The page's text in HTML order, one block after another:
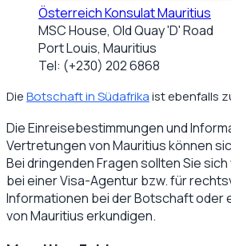
Österreich Konsulat Mauritius
MSC House, Old Quay 'D' Road
Port Louis, Mauritius
Tel: (+230) 202 6868
DieBotschaft in Südafrikaist ebenfalls
Die Einreisebestimmungen und
Vertretungen vonMauritiuskönnen
Bei dringenden Fragen sollten Sie
bei einer Visa-Agentur bzw. für
Informationen bei der Botschaft oder
vonMauritiuserkundigen.